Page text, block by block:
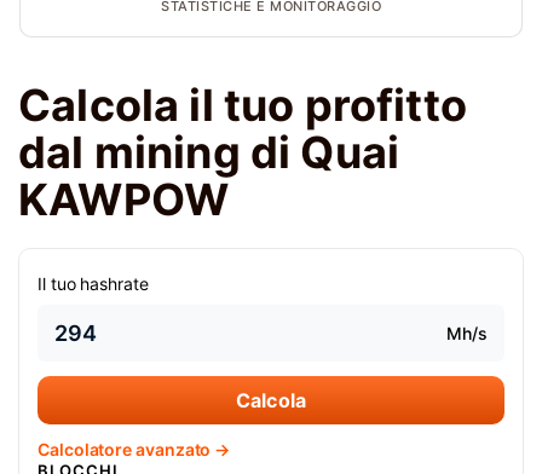
STATISTICHE E MONITORAGGIO
Calcola il tuo profitto
dal mining di Quai
KAWPOW
Il tuo hashrate
Mh/s
Calcola
Calcolatore avanzato →